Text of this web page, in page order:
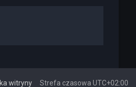
Strefa czasowa UTC+02:00
witryny